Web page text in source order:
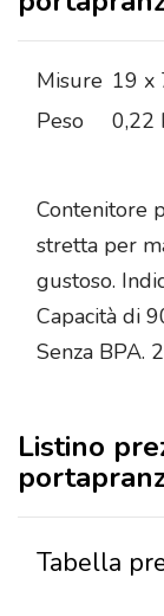
Misure 19 x
Peso
0,22
Contenitore
stretta per
gustoso.
Capacità di
Senza BPA.
Listino
Tabella